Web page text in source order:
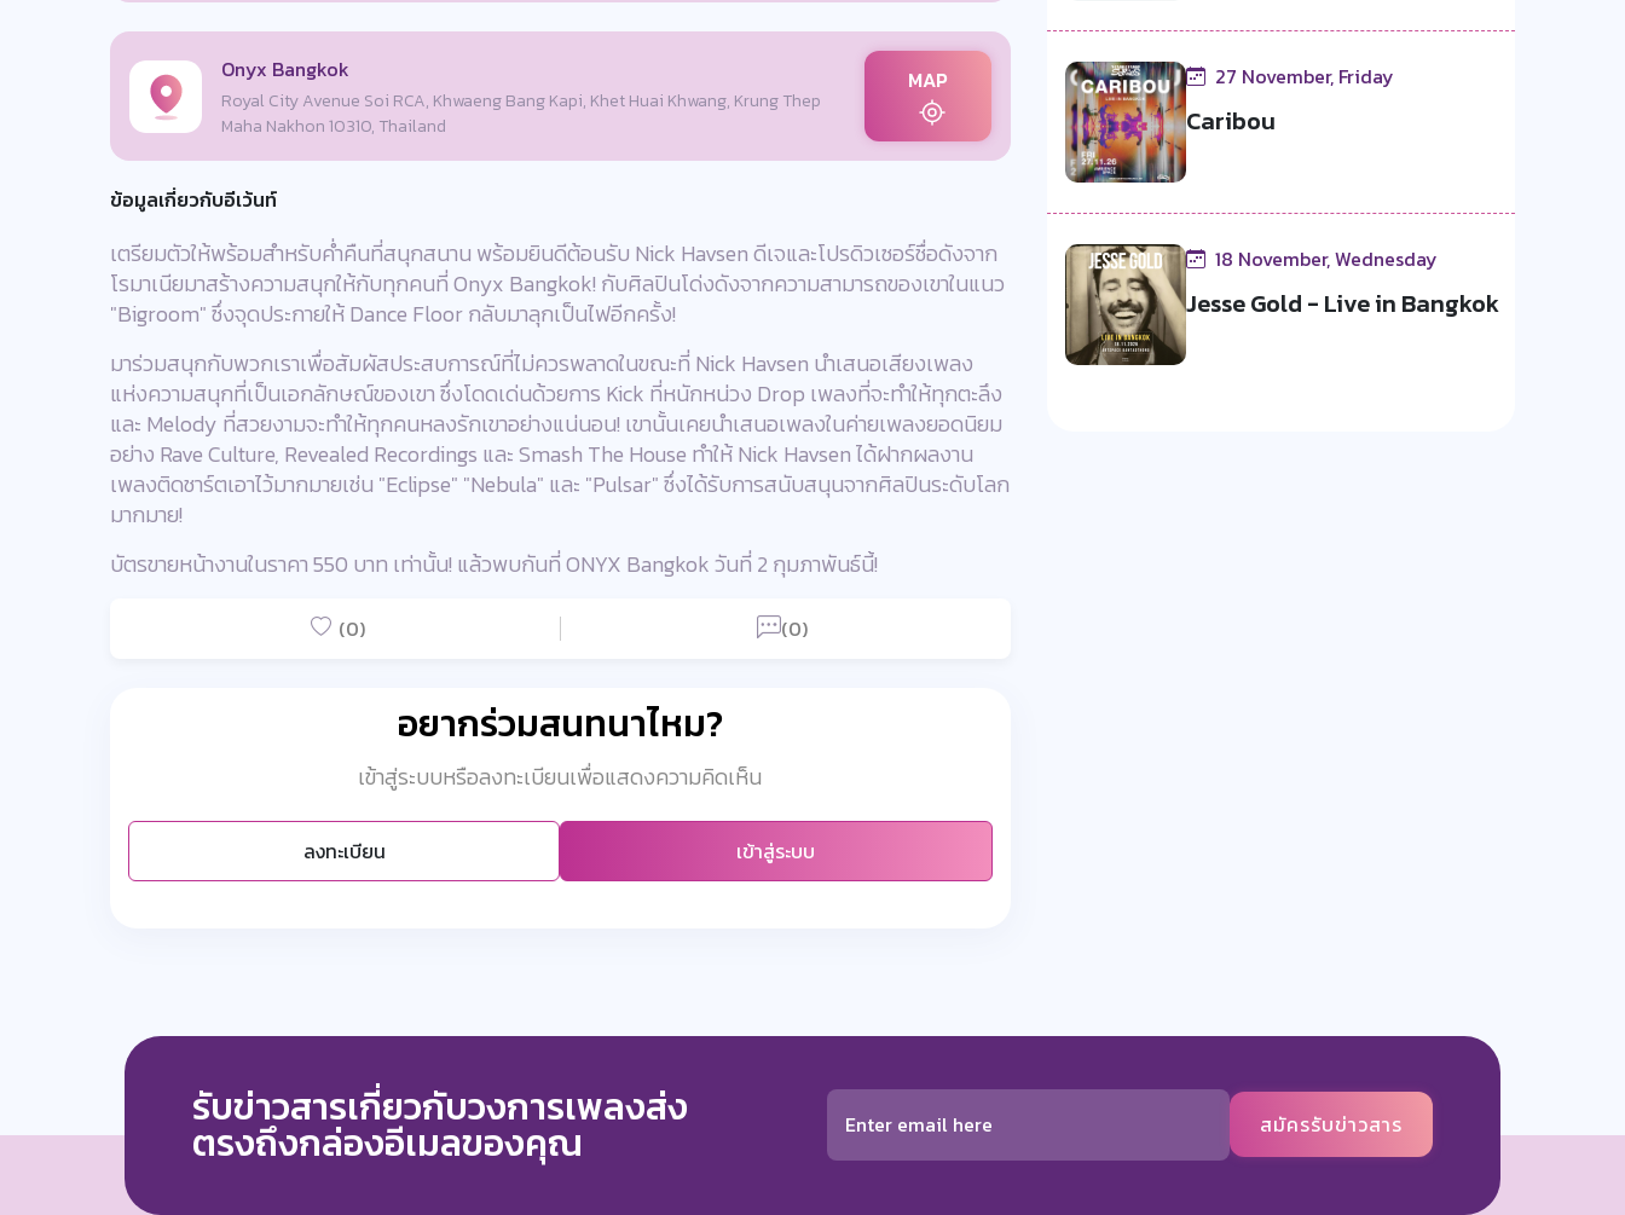
Onyx Bangkok
Royal City Avenue Soi RCA, Khwaeng Bang Kapi, Khet Huai Khwang, Krung Thep
Maha Nakhon 10310, Thailand
MAP
ข้อมูลเกี่ยวกับอีเว้นท์
เตรียมตัวให้พร้อมสำหรับค่ำคืนที่สนุกสนาน พร้อมยินดีต้อนรับ Nick Havsen ดีเจและโปรดิวเซอร์ชื่อดังจาก
โรมาเนียมาสร้างความสนุกให้กับทุกคนที่ Onyx Bangkok! กับศิลปินโด่งดังจากความสามารถของเขาในแนว
"Bigroom" ซึ่งจุดประกายให้ Dance Floor กลับมาลุกเป็นไฟอีกครั้ง!
มาร่วมสนุกกับพวกเราเพื่อสัมผัสประสบการณ์ที่ไม่ควรพลาดในขณะที่ Nick Havsen นำเสนอเสียงเพลง
แห่งความสนุกที่เป็นเอกลักษณ์ของเขา ซึ่งโดดเด่นด้วยการ Kick ที่หนักหน่วง Drop เพลงที่จะทำให้ทุกตะลึง
และ Melody ที่สวยงามจะทำให้ทุกคนหลงรักเขาอย่างแน่นอน! เขานั้นเคยนำเสนอเพลงในค่ายเพลงยอดนิยม
อย่าง Rave Culture, Revealed Recordings และ Smash The House ทำให้ Nick Havsen ได้ฝากผลงาน
เพลงติดชาร์ตเอาไว้มากมายเช่น "Eclipse" "Nebula" และ "Pulsar" ซึ่งได้รับการสนับสนุนจากศิลปินระดับโลก
มากมาย!
บัตรขายหน้างานในราคา 550 บาท เท่านั้น! แล้วพบกันที่ ONYX Bangkok วันที่ 2 กุมภาพันธ์นี้!
(0) (0)
อยากร่วมสนทนาไหม?
เข้าสู่ระบบหรือลงทะเบียนเพื่อแสดงความคิดเห็น
ลงทะเบียน เข้าสู่ระบบ
27 November, Friday
Caribou
18 November, Wednesday
Jesse Gold - Live in Bangkok
รับข่าวสารเกี่ยวกับวงการเพลงส่ง
ตรงถึงกล่องอีเมลของคุณ สมัครรับข่าวสาร